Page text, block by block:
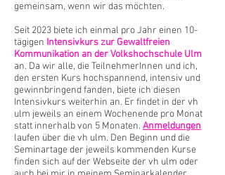
gemeinsam, wenn wir das möchten.
Seit 2023 biete ich einmal pro Jahr einen 10-
tägigen Intensivkurs zur Gewaltfreien
Kommunikation an der Volkshochschule Ulm
an. Da wir alle, die TeilnehmerInnen und ich,
den ersten Kurs hochspannend, intensiv und
gewinnbringend fanden, biete ich diesen
Intensivkurs weiterhin an. Er findet in der vh
ulm jeweils an einem Wochenende pro Monat
statt innerhalb von 5 Monaten. Anmeldungen
laufen über die vh ulm. Den Beginn und die
Seminartage der jeweils kommenden Kurse
finden sich auf der Webseite der vh ulm oder